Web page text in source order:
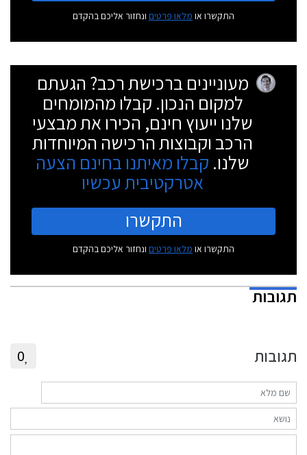
התקשרו או מלאו פרטים ונחזור אליכם בהקדם
מעוניינים ברכישת רכב? הגעתם
למקום הנכון. קבלו מהמומחים
שלנו ייעוץ חינם, הכירו את מבצעי
הרכב וקבוצות הרכישה המיוחדות
שלנו. קבלו מאיתנו בחינם הצעה
אטרקטיבית עכשיו
התקשרו
התקשרו או מלאו פרטים ונחזור אליכם בהקדם
תגובות
תגובות 0